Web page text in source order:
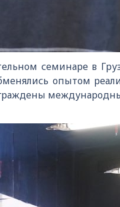
семинаре в
опытом